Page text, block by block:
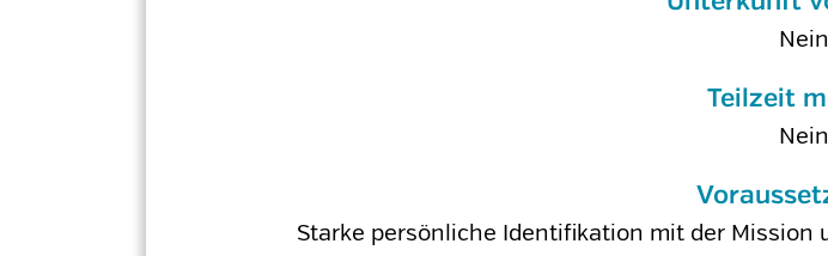
Nein
Teilzeit
Nein
Starke persönliche Identifikation mit der Mission